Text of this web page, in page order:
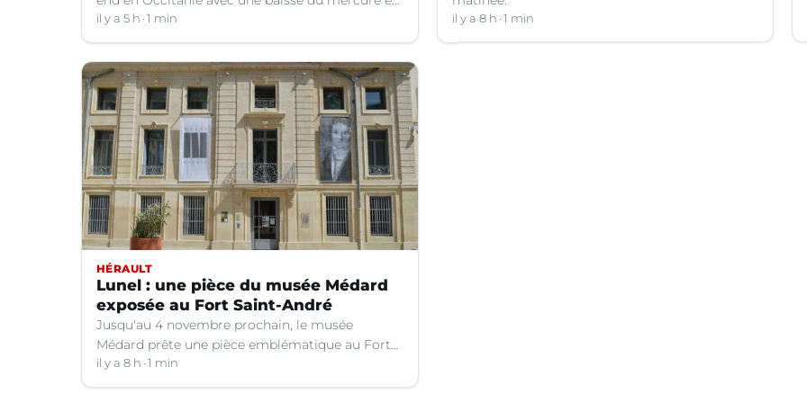
le retour d'orages dans certains départements.
il y a 5 h 1 min il y a 8 h 1 min
HÉRAULT
Lunel : une pièce du musée Médard
exposée au Fort Saint-André
Jusqu'au 4 novembre prochain, le musée
Médard prête une pièce emblématique au Fort
Saint-André à Villeneuve-lez-Avignon (Gard).
il y a 8 h 1 min